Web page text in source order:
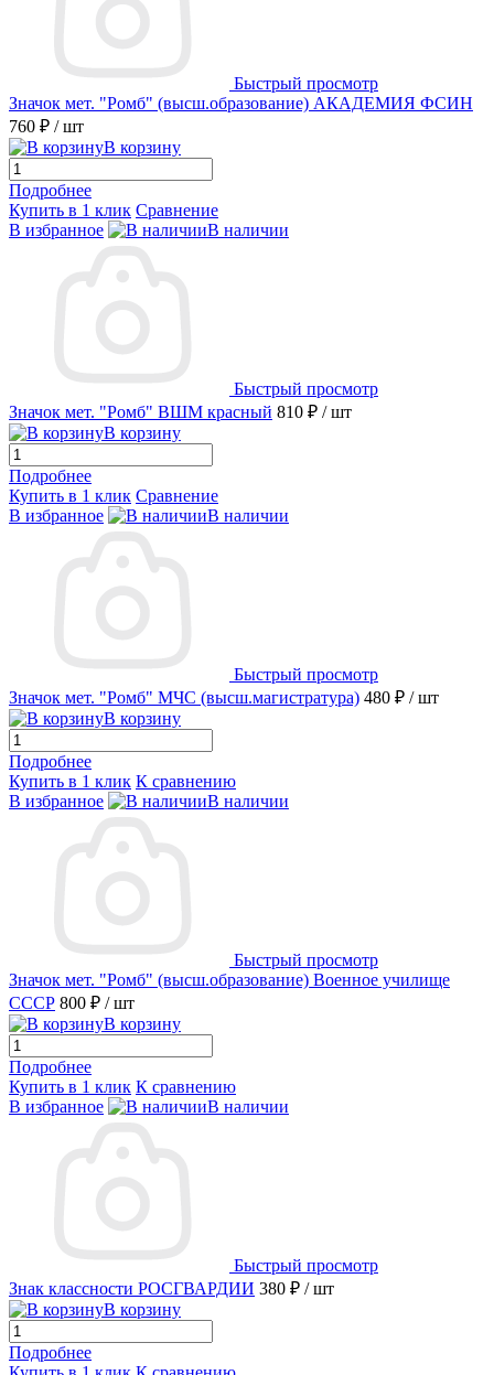
Быстрый просмотр
Значок мет. "Ромб" (высш.образование) АКАДЕМИЯ ФСИН
760 ₽ / шт
В корзину
Подробнее
Купить в 1 клик Сравнение
В избранное
В наличии
Быстрый просмотр
Значок мет. "Ромб" ВШМ красный 810 ₽ / шт
В корзину
Подробнее
Купить в 1 клик Сравнение
В избранное
В наличии
Быстрый просмотр
Значок мет. "Ромб" МЧС (высш.магистратура) 480 ₽ / шт
В корзину
Подробнее
Купить в 1 клик К сравнению
В избранное
В наличии
Быстрый просмотр
Значок мет. "Ромб" (высш.образование) Военное училище
СССР 800 ₽ / шт
В корзину
Подробнее
Купить в 1 клик К сравнению
В избранное
В наличии
Быстрый просмотр
Знак классности РОСГВАРДИИ 380 ₽ / шт
В корзину
Подробнее